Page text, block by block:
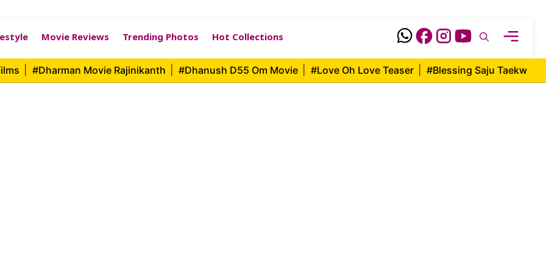
Movie Reviews Trending Photos Hot Collections
#Dharman Movie Rajinikanth #Dhanush D55 Om Movie #Love Oh Love Teaser #Blessing Saju